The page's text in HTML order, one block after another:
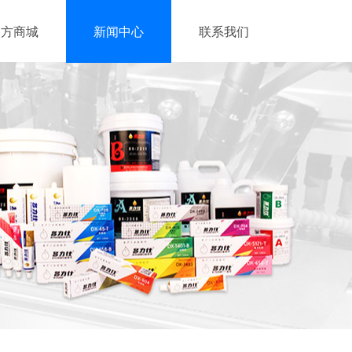
商城 新闻中心 联系我们